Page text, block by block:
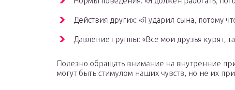
Действия других: «Я ударил сына, потому
Давление группы: «Все мои друзья курят,
Полезно обращать внимание на внутренние
могут быть стимулом наших чувств, но не их